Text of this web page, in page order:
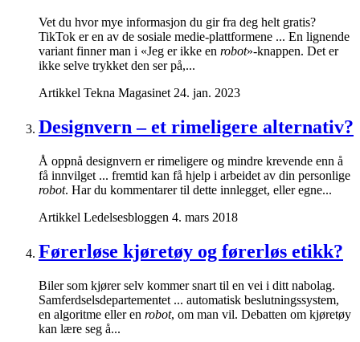
Vet du hvor mye informasjon du gir fra deg helt gratis?
TikTok er en av de sosiale medie-plattformene ... En lignende
variant finner man i «Jeg er ikke en robot»-knappen. Det er
ikke selve trykket den ser på,...
Artikkel Tekna Magasinet 24. jan. 2023
Designvern – et rimeligere alternativ?
Å oppnå designvern er rimeligere og mindre krevende enn å
få innvilget ... fremtid kan få hjelp i arbeidet av din personlige
robot. Har du kommentarer til dette innlegget, eller egne...
Artikkel Ledelsesbloggen 4. mars 2018
Førerløse kjøretøy og førerløs etikk?
Biler som kjører selv kommer snart til en vei i ditt nabolag.
Samferdselsdepartementet ... automatisk beslutningssystem,
en algoritme eller en robot, om man vil. Debatten om kjøretøy
kan lære seg å...